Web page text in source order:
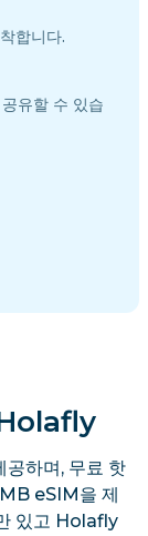
합니다.
유할 수 있습
하며, 무료 핫
eSIM을 제
있고 Holafly